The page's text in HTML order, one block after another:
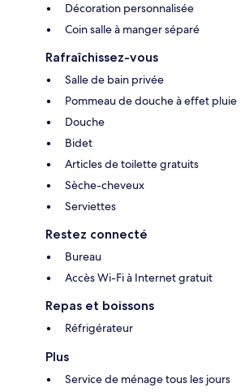
Décoration personnalisée
Coin salle à manger séparé
Rafraîchissez-vous
Salle de bain privée
Pommeau de douche à effet pluie
Douche
Bidet
Articles de toilette gratuits
Sèche-cheveux
Serviettes
Restez connecté
Bureau
Accès Wi-Fi à Internet gratuit
Repas et boissons
Réfrigérateur
Plus
Service de ménage tous les jours